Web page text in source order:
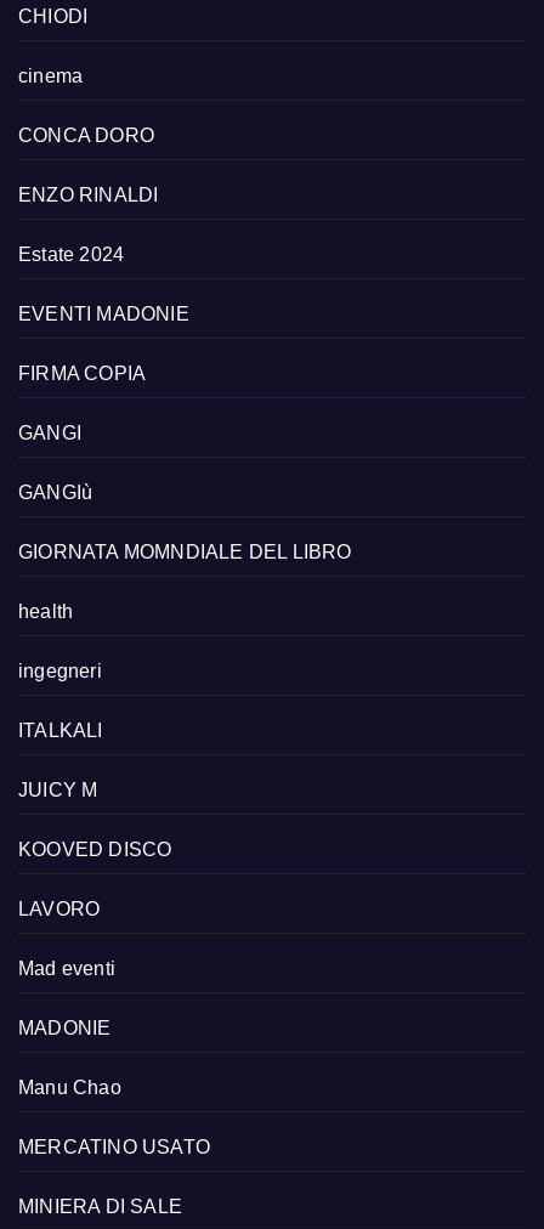
CHIODI
cinema
CONCA DORO
ENZO RINALDI
Estate 2024
EVENTI MADONIE
FIRMA COPIA
GANGI
GANGIù
GIORNATA MOMNDIALE DEL LIBRO
health
ingegneri
ITALKALI
JUICY M
KOOVED DISCO
LAVORO
Mad eventi
MADONIE
Manu Chao
MERCATINO USATO
MINIERA DI SALE